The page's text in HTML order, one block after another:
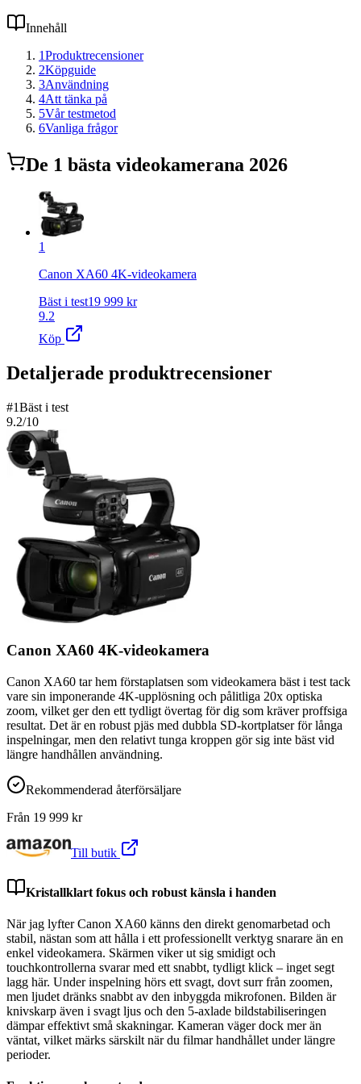
Innehåll
1Produktrecensioner
2Köpguide
3Användning
4Att tänka på
5Vår testmetod
6Vanliga frågor
De 1 bästa videokamerana 2026
1
Canon XA60 4K-videokamera
Bäst i test19 999 kr
9.2
Köp
Detaljerade produktrecensioner
#1Bäst i test
9.2/10
Canon XA60 4K-videokamera
Canon XA60 tar hem förstaplatsen som videokamera bäst i test tack
vare sin imponerande 4K-upplösning och pålitliga 20x optiska
zoom, vilket ger den ett tydligt övertag för dig som kräver proffsiga
resultat. Det är en robust pjäs med dubbla SD-kortplatser för långa
inspelningar, men den relativt tunga kroppen gör sig inte bäst vid
längre handhållen användning.
Rekommenderad återförsäljare
Från 19 999 kr
Till butik
Kristallklart fokus och robust känsla i handen
När jag lyfter Canon XA60 känns den direkt genomarbetad och
stabil, nästan som att hålla i ett professionellt verktyg snarare än en
enkel videokamera. Skärmen viker ut sig smidigt och
touchkontrollerna svarar med ett snabbt, tydligt klick – inget segt
lagg här. Under inspelning hörs ett svagt, dovt surr från zoomen,
men ljudet dränks snabbt av den inbyggda mikrofonen. Bilden är
knivskarp även i svagt ljus och den 5-axlade bildstabiliseringen
dämpar effektivt små skakningar. Kameran väger dock mer än
väntat, vilket märks särskilt när du filmar handhållet under längre
perioder.